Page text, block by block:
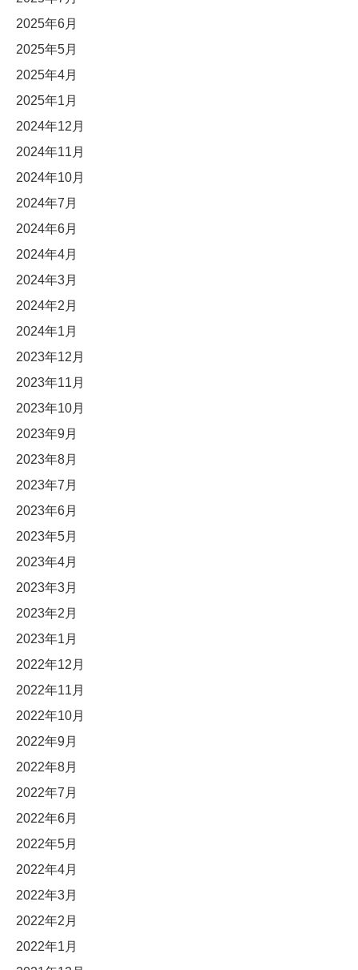
2025年6月
2025年5月
2025年4月
2025年1月
2024年12月
2024年11月
2024年10月
2024年7月
2024年6月
2024年4月
2024年3月
2024年2月
2024年1月
2023年12月
2023年11月
2023年10月
2023年9月
2023年8月
2023年7月
2023年6月
2023年5月
2023年4月
2023年3月
2023年2月
2023年1月
2022年12月
2022年11月
2022年10月
2022年9月
2022年8月
2022年7月
2022年6月
2022年5月
2022年4月
2022年3月
2022年2月
2022年1月